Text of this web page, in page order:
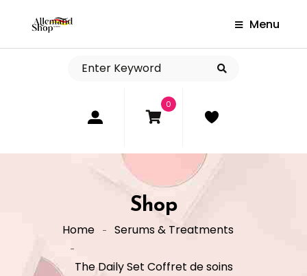
Menu
0
Shop
Home Serums & Treatments
The Daily Set Coffret de soins